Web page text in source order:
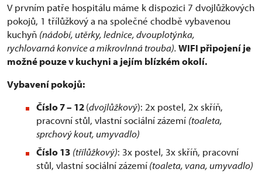
V prvním patře hospitálu máme k dispozici 7 dvojlůžkových
pokojů, 1 třílůžkový a na společné chodbě vybavenou
kuchyň (nádobí, utěrky, lednice, dvouplotýnka,
rychlovarná konvice a mikrovlnná trouba).WIFI připojení je
možné pouze v kuchyni a jejím blízkém okolí.
Vybavení pokojů:
Číslo 7 – 12(dvojlůžkový): 2x postel, 2x skříň,
pracovní stůl, vlastní sociální zázemí (toaleta,
sprchový kout, umyvadlo)
Číslo 13 (třílůžkový): 3x postel, 3x skříň, pracovní
stůl, vlastní sociální zázemí(toaleta, vana, umyvadlo)